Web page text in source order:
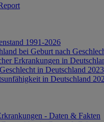
1991-2026
bei Geburt nach
Erkrankungen in
in Deutschland
in Deutschland
- Daten & Fakten